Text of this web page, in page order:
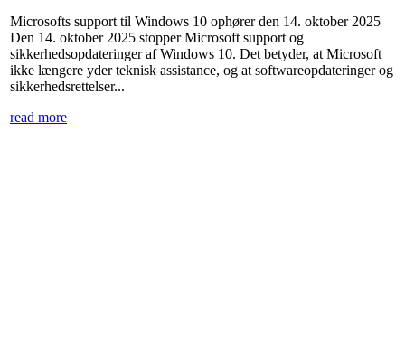
Microsofts support til Windows 10 ophører den 14. oktober 2025
Den 14. oktober 2025 stopper Microsoft support og
sikkerhedsopdateringer af Windows 10. Det betyder, at Microsoft
ikke længere yder teknisk assistance, og at softwareopdateringer og
sikkerhedsrettelser...
read more